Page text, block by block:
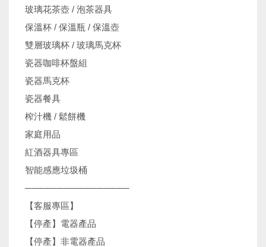
玻璃花茶壺 / 泡茶器具
保溫杯 / 保溫瓶 / 保溫壺
雙層玻璃杯 / 玻璃馬克杯
瓷器咖啡杯盤組
瓷器馬克杯
瓷器餐具
榨汁機 / 鬆餅機
家庭用品
紅酒器具專區
智能感應垃圾桶
────────────────
【客服專區】
【停產】電器產品
【停產】非電器產品